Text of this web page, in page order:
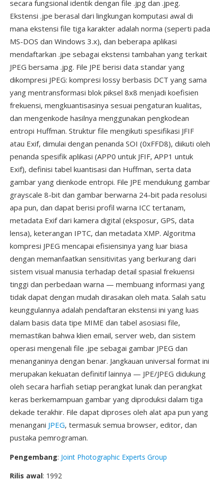
secara fungsional identik dengan file .jpg dan .jpeg.
Ekstensi .jpe berasal dari lingkungan komputasi awal di
mana ekstensi file tiga karakter adalah norma (seperti pada
MS-DOS dan Windows 3.x), dan beberapa aplikasi
mendaftarkan .jpe sebagai ekstensi tambahan yang terkait
JPEG bersama .jpg. File JPE berisi data standar yang
dikompresi JPEG: kompresi lossy berbasis DCT yang sama
yang mentransformasi blok piksel 8x8 menjadi koefisien
frekuensi, mengkuantisasinya sesuai pengaturan kualitas,
dan mengenkode hasilnya menggunakan pengkodean
entropi Huffman. Struktur file mengikuti spesifikasi JFIF
atau Exif, dimulai dengan penanda SOI (0xFFD8), diikuti oleh
penanda spesifik aplikasi (APP0 untuk JFIF, APP1 untuk
Exif), definisi tabel kuantisasi dan Huffman, serta data
gambar yang dienkode entropi. File JPE mendukung gambar
grayscale 8-bit dan gambar berwarna 24-bit pada resolusi
apa pun, dan dapat berisi profil warna ICC tertanam,
metadata Exif dari kamera digital (eksposur, GPS, data
lensa), keterangan IPTC, dan metadata XMP. Algoritma
kompresi JPEG mencapai efisiensinya yang luar biasa
dengan memanfaatkan sensitivitas yang berkurang dari
sistem visual manusia terhadap detail spasial frekuensi
tinggi dan perbedaan warna — membuang informasi yang
tidak dapat dengan mudah dirasakan oleh mata. Salah satu
keunggulannya adalah pendaftaran ekstensi ini yang luas
dalam basis data tipe MIME dan tabel asosiasi file,
memastikan bahwa klien email, server web, dan sistem
operasi mengenali file .jpe sebagai gambar JPEG dan
menanganinya dengan benar. Jangkauan universal format ini
merupakan kekuatan definitif lainnya — JPE/JPEG didukung
oleh secara harfiah setiap perangkat lunak dan perangkat
keras berkemampuan gambar yang diproduksi dalam tiga
dekade terakhir. File dapat diproses oleh alat apa pun yang
menangani JPEG, termasuk semua browser, editor, dan
pustaka pemrograman.
Pengembang: Joint Photographic Experts Group
Rilis awal: 1992